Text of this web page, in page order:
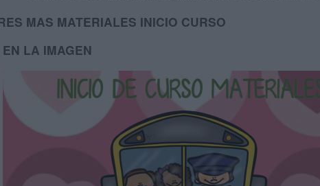
MAS MATERIALES INICIO CURSO
LA IMAGEN